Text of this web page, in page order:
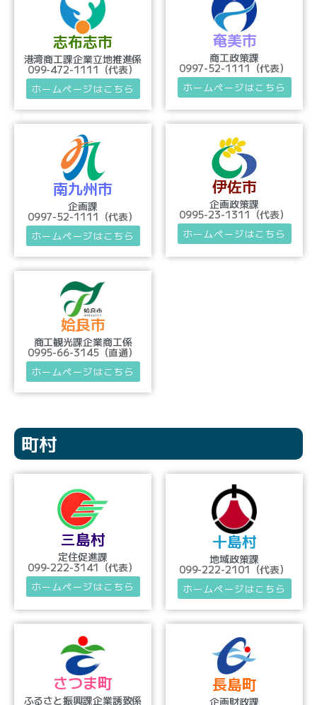
志布志市
港湾商工課企業立地推進係
099-472-1111（代表）
ホームページはこちら
奄美市
商工政策課
0997-52-1111（代表）
ホームページはこちら
南九州市
企画課
0997-52-1111（代表）
ホームページはこちら
伊佐市
企画政策課
0995-23-1311（代表）
ホームページはこちら
姶良市
商工観光課企業商工係
0995-66-3145（直通）
ホームページはこちら
町村
三島村
定住促進課
099-222-3141（代表）
ホームページはこちら
十島村
地域政策課
099-222-2101（代表）
ホームページはこちら
さつま町
ふるさと振興課企業誘致係
長島町
企画財政課